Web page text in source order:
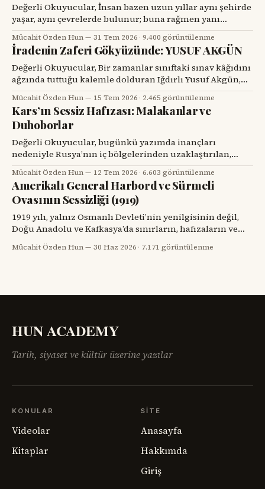
Değerli Okuyucular, İnsan bazen uzun yıllar aynı şehirde
yaşar, aynı çevrelerde bulunur; buna rağmen yanı
başındaki değerli bir hemşehrisini tanımak için bir
tesadüfü beklemek zorunda kalır. Prof. Dr. Hakan Alpay
Karasu’yla tanışmam da böyle oldu. Onu ilk gördüğümde,
karşımdaki kişinin başarılı bir diş hekimi, bilim insanı ve
üniversite yöneticisi
Mücahit Özden Hun 31 Tem 2026 ·9.400 görüntülenme
İradenin Zaferi Gökyüzünde: YUSUF AKGÜN
Değerli Okuyucular, Bir zamanlar sınıftaki sınav kâğıdını
ağzında tuttuğu kalemle dolduran Iğdırlı Yusuf Akgün,
bugün aynı kalemle Türkiye’nin millî muharip uçağı
KAAN’ı çiziyor. Çocuk yuvalarından dünya spor
sahnelerine, resim atölyelerinden TUSAŞ hangarlarına
uzanan bu yol, yalnızca bir başarı hikâyesi değil; insanın
kendi kaderine karşı verdiği büyük mücadelenin adıdır.
Mücahit Özden Hun 15 Tem 2026 · 2.465 görüntülenme
Kars’ın Sessiz Hafızası: Malakanlar ve
Duhoborlar
Değerli Okuyucular, bugünkü yazımda inançları
nedeniyle Rusya’nın iç bölgelerinden uzaklaştırılan,
Kars’ta köyler kurup toprağa kök salan ve tarihin başka
bir döneminde yeniden göç yollarına düşen iki
topluluğun hikâyesini dikkatinize sunacağım. Kars’ın
eski köylerinde kalın taş duvarlı bir eve, ahşap bir
verandaya, artık dönmeyen bir su değirmenine veya
Mücahit Özden Hun 12 Tem 2026 ·6.603 görüntülenme
Amerikalı General Harbord ve Sürmeli
Ovasının Sessizliği (1919)
1919 yılı, yalnız Osmanlı Devleti’nin yenilgisinin değil,
Doğu Anadolu ve Kafkasya’da sınırların, hafızaların ve
görünüyordu; fakat savaşın geride bıraktığı öfke, açlık,
Mücahit Özden Hun 30 Haz 2026 · 7.171 görüntülenme
HUN ACADEMY
Tarih, siyaset ve kültür üzerine yazılar
KONULAR
Videolar
Kitaplar
SITE
Anasayfa
Hakkımda
Giriş